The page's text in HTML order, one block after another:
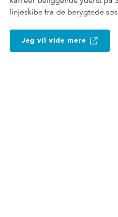
linjeskibe fra de berygtede
Jeg vil vide mere